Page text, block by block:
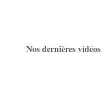
Nos dernières vidéos